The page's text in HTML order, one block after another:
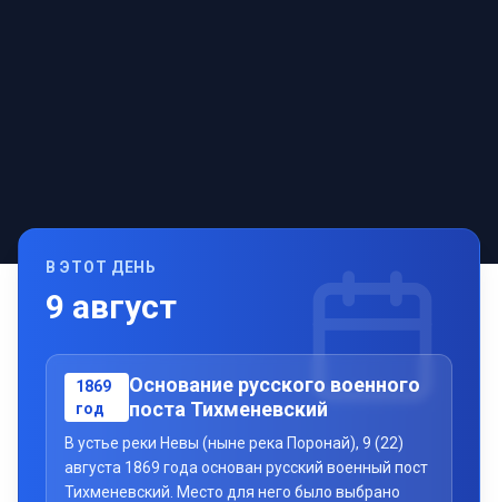
В ЭТОТ ДЕНЬ
9 август
1869
год
Основание русского военного
поста Тихменевский
В устье реки Невы (ныне река Поронай), 9 (22)
августа 1869 года основан русский военный пост
Тихменевский. Место для него было выбрано